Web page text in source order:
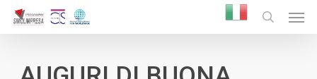
Skip
content
search